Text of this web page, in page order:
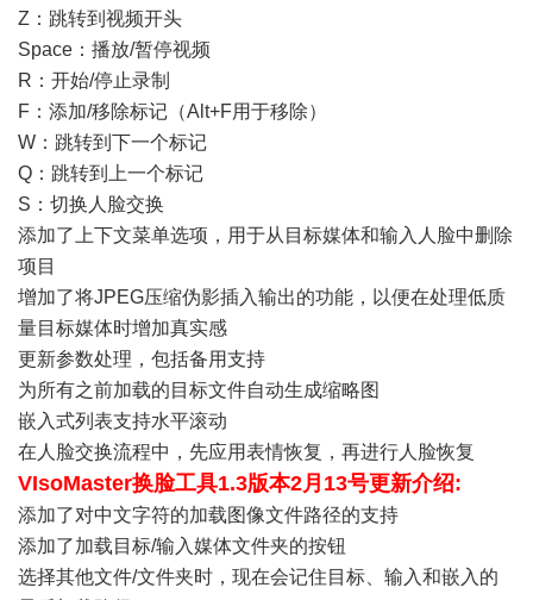
Z：跳转到视频开头
Space：播放/暂停视频
R：开始/停止录制
F：添加/移除标记（Alt+F用于移除）
W：跳转到下一个标记
Q：跳转到上一个标记
S：切换人脸交换
添加了上下文菜单选项，用于从目标媒体和输入人脸中删除
项目
增加了将JPEG压缩伪影插入输出的功能，以便在处理低质
量目标媒体时增加真实感
更新参数处理，包括备用支持
为所有之前加载的目标文件自动生成缩略图
嵌入式列表支持水平滚动
在人脸交换流程中，先应用表情恢复，再进行人脸恢复
VIsoMaster换脸工具1.3版本2月13号更新介绍:
添加了对中文字符的加载图像文件路径的支持
添加了加载目标/输入媒体文件夹的按钮
选择其他文件/文件夹时，现在会记住目标、输入和嵌入的